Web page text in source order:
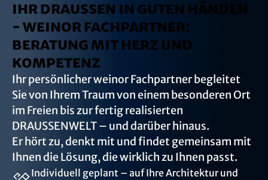
IHR DRAUSSEN IN GUTEN HÄNDEN
- WEINOR FACHPARTNER:
BERATUNG MIT HERZ UND
KOMPETENZ
Ihr persönlicher weinor Fachpartner begleitet
Sie von Ihrem Traum von einem besonderen Ort
im Freien bis zur fertig realisierten
DRAUSSENWELT – und darüber hinaus.
Er hört zu, denkt mit und findet gemeinsam mit
Ihnen die Lösung, die wirklich zu Ihnen passt.
Individuell geplant – auf Ihre Architektur und